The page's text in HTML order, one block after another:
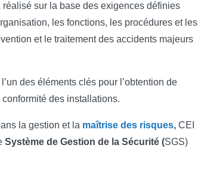
réalisé sur la base des exigences définies
les fonctions, les procédures et les
et le traitement des accidents majeurs
des éléments clés pour l’obtention de
conformité des installations.
la gestion et la maîtrise des risques, CEI
Système de Gestion de la Sécurité (SGS)